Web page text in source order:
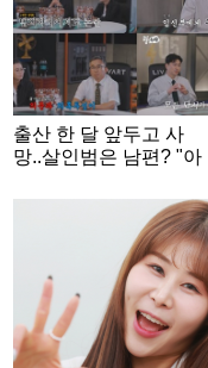
출산 한 달 앞두고 사
망..살인범은 남편? "아
견" [형수다2]